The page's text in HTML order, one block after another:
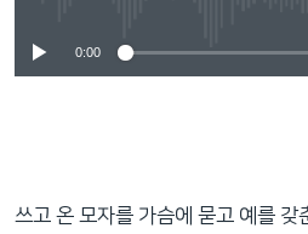
0:00
쓰고 온 모자를 가슴에 묻고 예를 갖